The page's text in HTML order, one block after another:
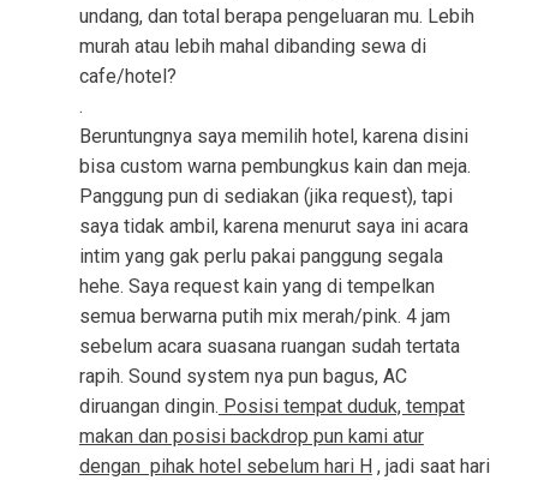
undang, dan total berapa pengeluaran mu. Lebih
murah atau lebih mahal dibanding sewa di
cafe/hotel?
.
Beruntungnya saya memilih hotel, karena disini
bisa custom warna pembungkus kain dan meja.
Panggung pun di sediakan (jika request), tapi
saya tidak ambil, karena menurut saya ini acara
intim yang gak perlu pakai panggung segala
hehe. Saya request kain yang di tempelkan
semua berwarna putih mix merah/pink. 4 jam
sebelum acara suasana ruangan sudah tertata
rapih. Sound system nya pun bagus, AC
diruangan dingin. Posisi tempat duduk, tempat
makan dan posisi backdrop pun kami atur
dengan pihak hotel sebelum hari H, jadi saat hari